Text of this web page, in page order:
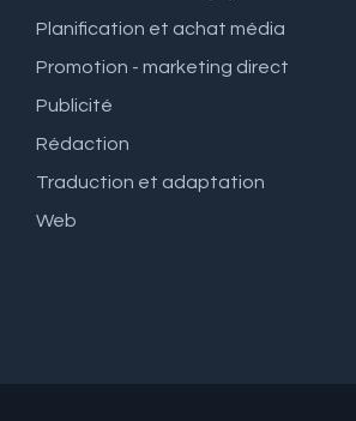
Planification et achat média
Promotion - marketing direct
Publicité
Rédaction
Traduction et adaptation
Web